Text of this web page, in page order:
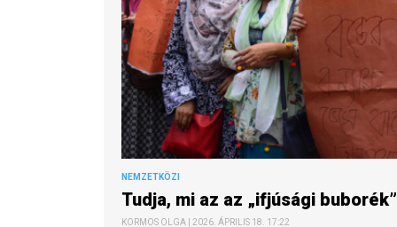
NEMZETKÖZI
Tudja, mi az az „ifjúsági
KORMOS OLGA | 2026. ÁPRILIS 18. 17:22